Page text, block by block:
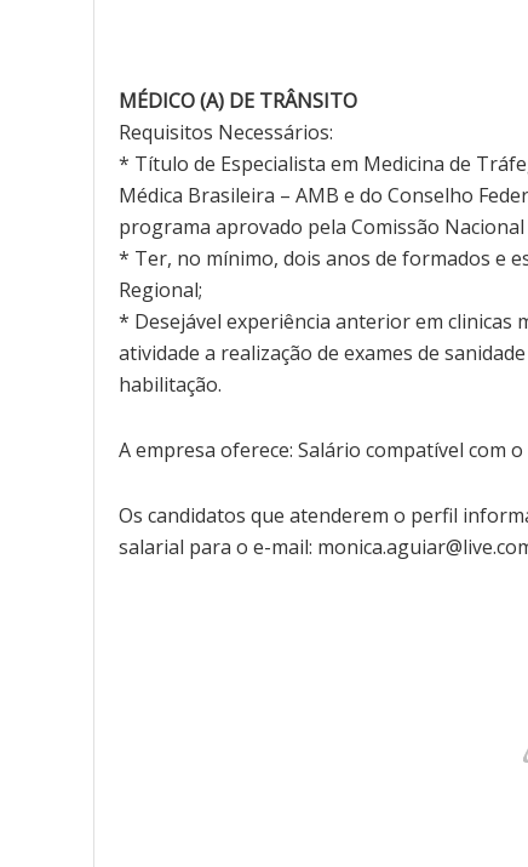
MÉDICO (A) DE TRÂNSITO
Requisitos Necessários:
* Título de Especialista em Medicina de
Médica Brasileira – AMB e do Conselho
programa aprovado pela Comissão Nacional
* Ter, no mínimo, dois anos de formados e
Regional;
* Desejável experiência anterior em clinicas
atividade a realização de exames de
habilitação.
A empresa oferece: Salário compatível com
Os candidatos que atenderem o perfil
salarial para o e-mail: